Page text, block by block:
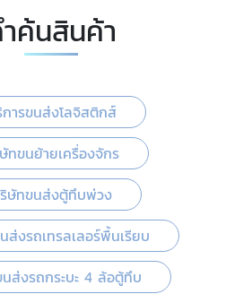
ค้นสินค้า
ารขนส่งโลจิสติกส์
ทขนย้ายเครื่องจักร
ษัทขนส่งตู้ทึบพ่วง
ส่งรถเทรลเลอร์พื้นเรียบ
ส่งรถกระบะ 4 ล้อตู้ทึบ